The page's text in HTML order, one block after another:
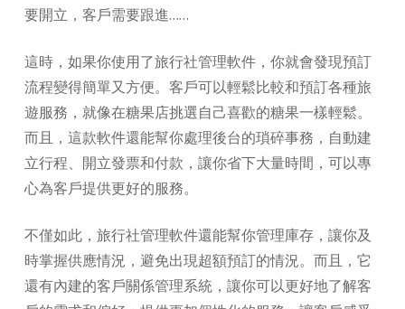
要開立，客戶需要跟進……
這時，如果你使用了旅行社管理軟件，你就會發現預訂
流程變得簡單又方便。客戶可以輕鬆比較和預訂各種旅
遊服務，就像在糖果店挑選自己喜歡的糖果一樣輕鬆。
而且，這款軟件還能幫你處理後台的瑣碎事務，自動建
立行程、開立發票和付款，讓你省下大量時間，可以專
心為客戶提供更好的服務。
不僅如此，旅行社管理軟件還能幫你管理庫存，讓你及
時掌握供應情況，避免出現超額預訂的情況。而且，它
還有內建的客戶關係管理系統，讓你可以更好地了解客